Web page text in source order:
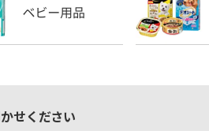
せください